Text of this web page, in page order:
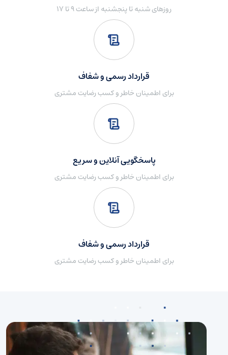
روزهای شنبه تا پنجشنبه از ساعت ۹ تا ۱۷
قرارداد رسمی و شفاف
برای اطمینان خاطر و کسب رضایت مشتری
پاسخگویی آنلاین و سریع
برای اطمینان خاطر و کسب رضایت مشتری
قرارداد رسمی و شفاف
برای اطمینان خاطر و کسب رضایت مشتری